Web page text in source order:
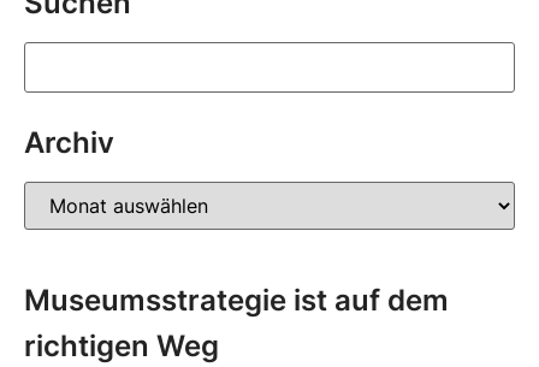
Archiv
Museumsstrategie ist auf dem
richtigen Weg